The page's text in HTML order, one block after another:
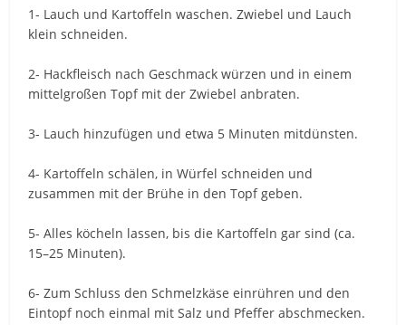
1- Lauch und Kartoffeln waschen. Zwiebel und Lauch
klein schneiden.
2- Hackfleisch nach Geschmack würzen und in einem
mittelgroßen Topf mit der Zwiebel anbraten.
3- Lauch hinzufügen und etwa 5 Minuten mitdünsten.
4- Kartoffeln schälen, in Würfel schneiden und
zusammen mit der Brühe in den Topf geben.
5- Alles köcheln lassen, bis die Kartoffeln gar sind (ca.
15–25 Minuten).
6- Zum Schluss den Schmelzkäse einrühren und den
Eintopf noch einmal mit Salz und Pfeffer abschmecken.